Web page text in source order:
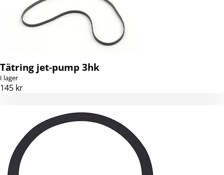
Tätring jet-pump 3hk
I lager
145 kr